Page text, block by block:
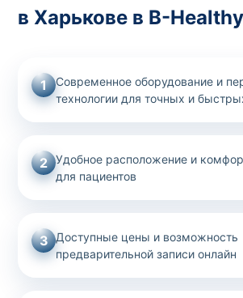
в Харькове в B-
1
Современное оборудование и
технологии для точных и
2 Удобное расположение и
для пациентов
3 Доступные цены и возможность
предварительной записи онлайн